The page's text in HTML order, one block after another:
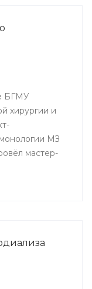
БГМУ
хирургии и
МЗ
мастер-
новыми